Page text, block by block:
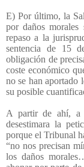
E) Por último, la
por daños morales
repaso a la
sentencia de 15
obligación de
coste económico
no se han aportado
su posible
A partir de ahí, a
desestimara la
porque el Tribunal
“no nos precisan
los daños